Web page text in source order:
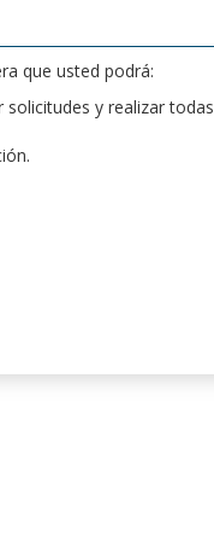
que usted podrá:
y realizar todas